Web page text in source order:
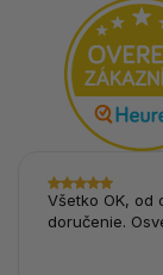
Všetko OK, od
doručenie.